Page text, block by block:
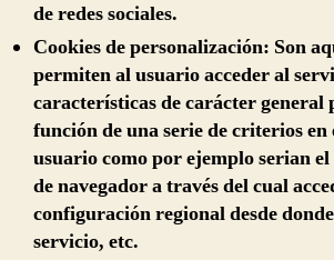
de redes sociales.
Cookies de personalización: Son
permiten al usuario acceder al
características de carácter general
función de una serie de criterios
usuario como por ejemplo serian
de navegador a través del cual
configuración regional desde
servicio, etc.